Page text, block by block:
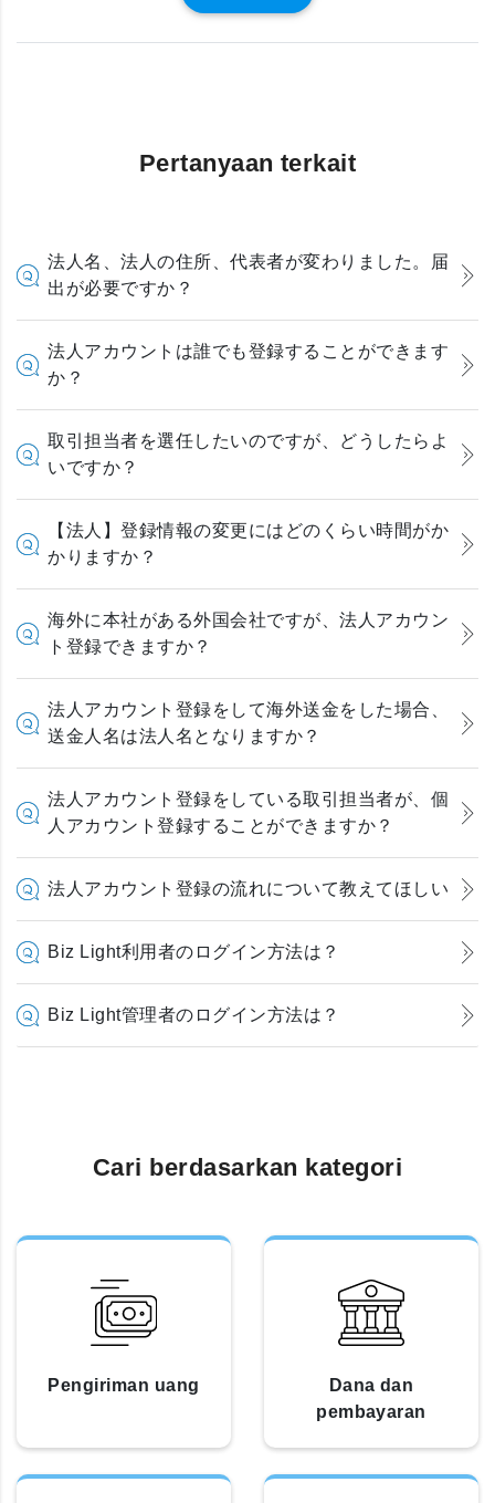
Pertanyaan terkait
法人名、法人の住所、代表者が変わりました。届
出が必要ですか？
法人アカウントは誰でも登録することができます
か？
取引担当者を選任したいのですが、どうしたらよ
いですか？
【法人】登録情報の変更にはどのくらい時間がか
かりますか？
海外に本社がある外国会社ですが、法人アカウン
ト登録できますか？
法人アカウント登録をして海外送金をした場合、
送金人名は法人名となりますか？
法人アカウント登録をしている取引担当者が、個
人アカウント登録することができますか？
法人アカウント登録の流れについて教えてほしい
Biz Light利用者のログイン方法は？
Biz Light管理者のログイン方法は？
Cari berdasarkan kategori
Pengiriman uang
Dana dan
pembayaran